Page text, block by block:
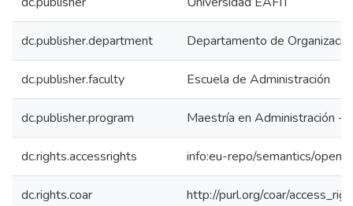
dc.publisher.department Departamento de
dc.publisher.faculty Escuela de Administración
dc.publisher.program Maestría en Administración -
dc.rights.accessrights info:eu-repo/semantics/
dc.rights.coar http://purl.org/coar/